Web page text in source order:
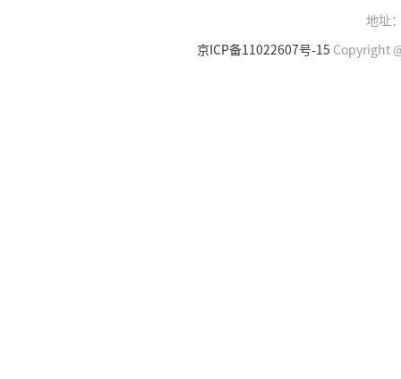
地址
京ICP备11022607号-15 Copyright